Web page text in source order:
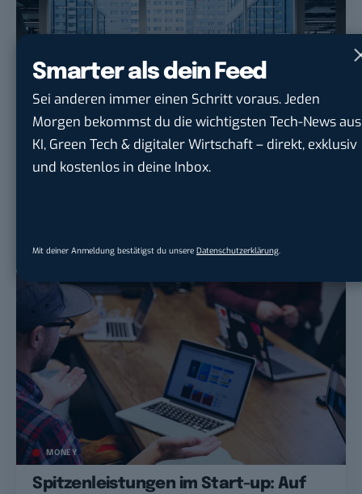
Smarter als dein Feed
Sei anderen immer einen Schritt voraus. Jeden
Morgen bekommst du die wichtigsten Tech-News aus
KI, Green Tech & digitaler Wirtschaft – direkt, exklusiv
und kostenlos in deine Inbox.
Mit deiner Anmeldung bestätigst du unsere Datenschutzerklärung
MONEY
Spitzenleistungen im Start-up: Auf